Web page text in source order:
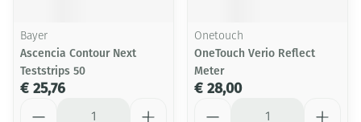
Bayer
Ascencia Contour Next
Teststrips 50
€ 25,76
Onetouch
OneTouch Verio Reflect
Meter
€ 28,00